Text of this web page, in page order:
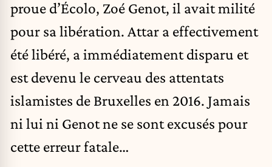
proue d’Écolo, Zoé Genot, il avait milité
pour sa libération. Attar a effectivement
été libéré, a immédiatement disparu et
est devenu le cerveau des attentats
islamistes de Bruxelles en 2016. Jamais
ni lui ni Genot ne se sont excusés pour
cette erreur fatale…